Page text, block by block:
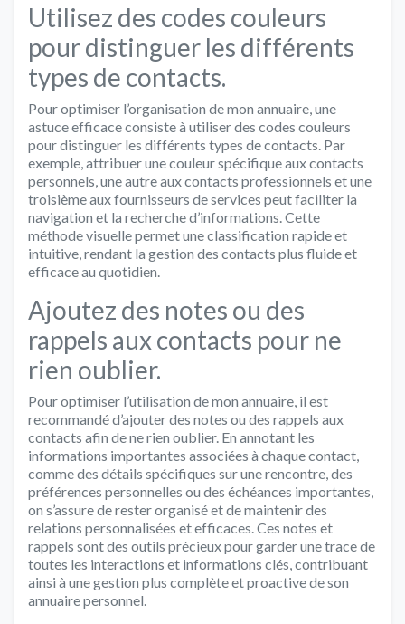
Utilisez des codes couleurs
pour distinguer les différents
types de contacts.
Pour optimiser l’organisation de mon annuaire, une
astuce efficace consiste à utiliser des codes couleurs
pour distinguer les différents types de contacts. Par
exemple, attribuer une couleur spécifique aux contacts
personnels, une autre aux contacts professionnels et une
troisième aux fournisseurs de services peut faciliter la
navigation et la recherche d’informations. Cette
méthode visuelle permet une classification rapide et
intuitive, rendant la gestion des contacts plus fluide et
efficace au quotidien.
Ajoutez des notes ou des
rappels aux contacts pour ne
rien oublier.
Pour optimiser l’utilisation de mon annuaire, il est
recommandé d’ajouter des notes ou des rappels aux
contacts afin de ne rien oublier. En annotant les
informations importantes associées à chaque contact,
comme des détails spécifiques sur une rencontre, des
préférences personnelles ou des échéances importantes,
on s’assure de rester organisé et de maintenir des
relations personnalisées et efficaces. Ces notes et
rappels sont des outils précieux pour garder une trace de
toutes les interactions et informations clés, contribuant
ainsi à une gestion plus complète et proactive de son
annuaire personnel.